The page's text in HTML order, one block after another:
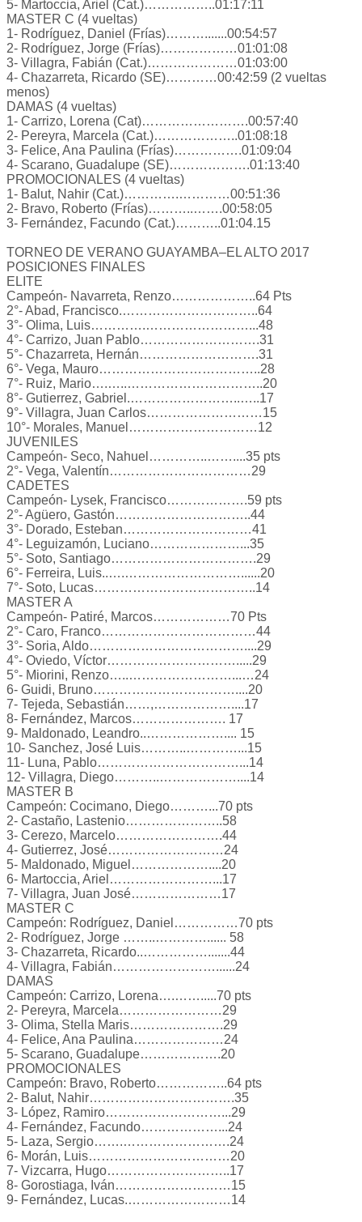
5- Martoccia, Ariel (Cat.)……………..01:17:11
MASTER C (4 vueltas)
1- Rodríguez, Daniel (Frías)……….......00:54:57
2- Rodríguez, Jorge (Frías)………………01:01:08
3- Villagra, Fabián (Cat.)…………………01:03:00
4- Chazarreta, Ricardo (SE)…………00:42:59 (2 vueltas
menos)
DAMAS (4 vueltas)
1- Carrizo, Lorena (Cat)…………………….00:57:40
2- Pereyra, Marcela (Cat.)………………..01:08:18
3- Felice, Ana Paulina (Frías)…………….01:09:04
4- Scarano, Guadalupe (SE)……………….01:13:40
PROMOCIONALES (4 vueltas)
1- Balut, Nahir (Cat.)………….…………00:51:36
2- Bravo, Roberto (Frías)………..…….00:58:05
3- Fernández, Facundo (Cat.)………..01:04.15
TORNEO DE VERANO GUAYAMBA–EL ALTO 2017
POSICIONES FINALES
ELITE
Campeón- Navarreta, Renzo………………..64 Pts
2°- Abad, Francisco.…………………………..64
3°- Olima, Luis………….……………………...48
4°- Carrizo, Juan Pablo……………………….31
5°- Chazarreta, Hernán……………………….31
6°- Vega, Mauro………………………………..28
7°- Ruiz, Mario….…..…………………………..20
8°- Gutierrez, Gabriel.……………………..…..17
9°- Villagra, Juan Carlos………………………15
10°- Morales, Manuel…………………………12
JUVENILES
Campeón- Seco, Nahuel…………..……....35 pts
2°- Vega, Valentín……………………………29
CADETES
Campeón- Lysek, Francisco……………….59 pts
2°- Agüero, Gastón…………………………..44
3°- Dorado, Esteban…………………………41
4°- Leguizamón, Luciano…………………...35
5°- Soto, Santiago…………………………….29
6°- Ferreira, Luis..….………………………......20
7°- Soto, Lucas………………………………..14
MASTER A
Campeón- Patiré, Marcos………………70 Pts
2°- Caro, Franco………………………………44
3°- Soria, Aldo………………………………....29
4°- Oviedo, Víctor………………………….....29
5°- Miorini, Renzo…..……………………...…24
6- Guidi, Bruno……………………………....20
7- Tejeda, Sebastián……,………………....17
8- Fernández, Marcos…………………. 17
9- Maldonado, Leandro..……………….... 15
10- Sanchez, José Luis………..…………...15
11- Luna, Pablo……………………………...14
12- Villagra, Diego………..………………....14
MASTER B
Campeón: Cocimano, Diego………...70 pts
2- Castaño, Lastenio…………………..58
3- Cerezo, Marcelo…………………….44
4- Gutierrez, José………………………24
5- Maldonado, Miguel………………....20
6- Martoccia, Ariel……………………...17
7- Villagra, Juan José…………………17
MASTER C
Campeón: Rodríguez, Daniel……………70 pts
2- Rodríguez, Jorge ……..…………...... 58
3- Chazarreta, Ricardo..…………….......44
4- Villagra, Fabián……………………......24
DAMAS
Campeón: Carrizo, Lorena….…….....70 pts
2- Pereyra, Marcela……………………29
3- Olima, Stella Maris………………….29
4- Felice, Ana Paulina…………………24
5- Scarano, Guadalupe……………….20
PROMOCIONALES
Campeón: Bravo, Roberto……………..64 pts
2- Balut, Nahir…………………………….35
3- López, Ramiro………………………...29
4- Fernández, Facundo………………...24
5- Laza, Sergio…….…………………….24
6- Morán, Luis……………………………20
7- Vizcarra, Hugo………………………..17
8- Gorostiaga, Iván………………………15
9- Fernández, Lucas.……………………14